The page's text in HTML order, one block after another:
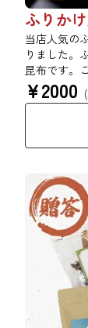
ふりか
当店人気の
りました。
昆布です。
と、冷奴や
り入れたり
¥2000